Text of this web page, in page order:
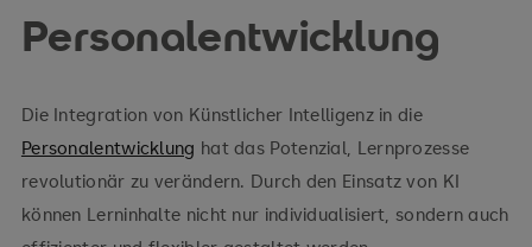
Personalentwicklung
Die Integration von Künstlicher Intelligenz in die
Personalentwicklung hat das Potenzial, Lernprozesse
revolutionär zu verändern. Durch den Einsatz von KI
können Lerninhalte nicht nur individualisiert, sondern auch